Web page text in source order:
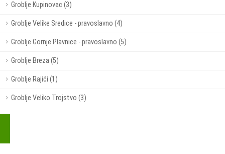
Groblje Kupinovac (3)
Groblje Velike Sredice - pravoslavno (4)
Groblje Gornje Plavnice - pravoslavno (5)
Groblje Breza (5)
Groblje Rajići (1)
Groblje Veliko Trojstvo (3)